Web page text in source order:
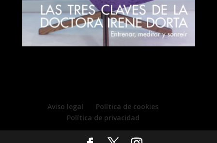
Aviso legal
Política de cookies
Política de privacidad